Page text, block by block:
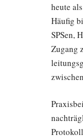
heute
Häufig
SPSen,
Zugang